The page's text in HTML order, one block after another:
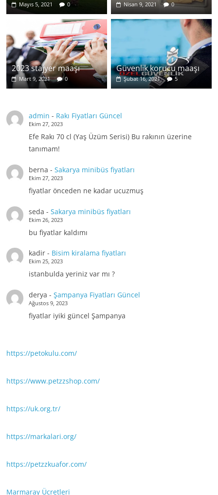
Mayıs 5, 2021 0 Nisan 9, 2021 0
2023 stajyer maaşı
Mart 9, 2021 0
Güvenlik korucu maaşı
Şubat 16, 2021 5
admin - Rakı Fiyatları Güncel
Ekim 27, 2023
Efe Rakı 70 cl (Yaş Üzüm Serisi) Bu rakının üzerine
tanımam!
berna - Sakarya minibüs fiyatları
Ekim 27, 2023
fiyatlar önceden ne kadar ucuzmuş
seda - Sakarya minibüs fiyatları
Ekim 26, 2023
bu fiyatlar kaldımı
kadir- Bisim kiralama fiyatları
Ekim 25, 2023
istanbulda yeriniz var mı ?
derya - Şampanya Fiyatları Güncel
Ağustos 9, 2023
fiyatlar iyiki güncel Şampanya
https://petokulu.com/
https://www.petzzshop.com/
https://uk.org.tr/
https://markalari.org/
https://petzzkuafor.com/
Marmaray Ücretleri